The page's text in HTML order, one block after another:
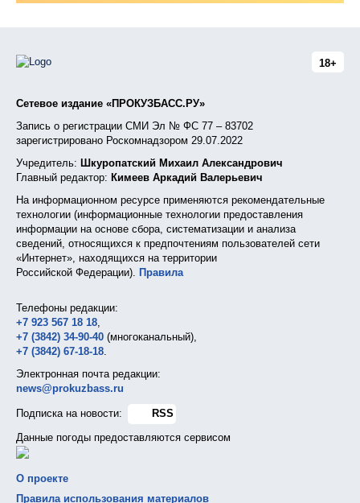
18+
Сетевое издание «ПРОКУЗБАСС.РУ»
Запись о регистрации СМИ Эл № ФС 77 – 83702
зарегистрировано Роскомнадзором 29.07.2022
Учредитель: Шкуропатский Михаил Александрович
Главный редактор: Кимеев Аркадий Валерьевич
На информационном ресурсе применяются рекомендательные
технологии (информационные технологии предоставления
информации на основе сбора, систематизации и анализа
сведений, относящихся к предпочтениям пользователей сети
«Интернет», находящихся на территории
Российской Федерации). Правила
Телефоны редакции:
+7 923 567 18 18
+7 (3842) 34-90-40 (многоканальный),
+7 (3842) 67-18-18
Электронная почта редакции:
news@prokuzbass.ru
Подписка на новости:
RSS
Данные погоды предоставляются сервисом
О проекте
Правила использования материалов